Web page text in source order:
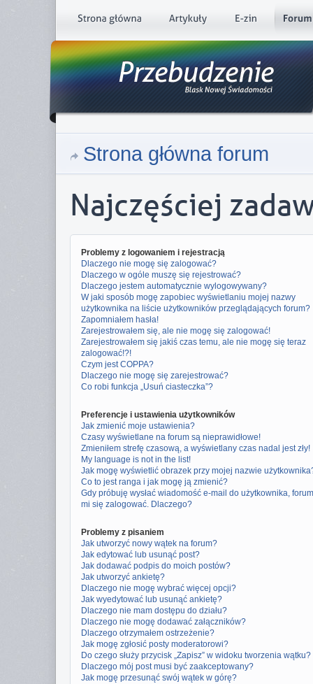
Strona główna forum
Najczęściej
Problemy z logowaniem i rejestracją
Dlaczego nie mogę się zalogować?
Dlaczego w ogóle muszę się rejestrować?
Dlaczego jestem automatycznie wylogowywany?
W jaki sposób mogę zapobiec wyświetlaniu mojej nazwy
użytkownika na liście użytkowników przeglądających forum?
Zapomniałem hasła!
Zarejestrowałem się, ale nie mogę się zalogować!
Zarejestrowałem się jakiś czas temu, ale nie mogę się teraz
zalogować!?!
Czym jest COPPA?
Dlaczego nie mogę się zarejestrować?
Co robi funkcja „Usuń ciasteczka”?
Preferencje i ustawienia użytkowników
Jak zmienić moje ustawienia?
Czasy wyświetlane na forum są nieprawidłowe!
Zmieniłem strefę czasową, a wyświetlany czas nadal jest zły!
My language is not in the list!
Jak mogę wyświetlić obrazek przy mojej nazwie
Co to jest ranga i jak mogę ją zmienić?
Gdy próbuję wysłać wiadomość e-mail do użytkownika,
mi się zalogować. Dlaczego?
Problemy z pisaniem
Jak utworzyć nowy wątek na forum?
Jak edytować lub usunąć post?
Jak dodawać podpis do moich postów?
Jak utworzyć ankietę?
Dlaczego nie mogę wybrać więcej opcji?
Jak wyedytować lub usunąć ankietę?
Dlaczego nie mam dostępu do działu?
Dlaczego nie mogę dodawać załączników?
Dlaczego otrzymałem ostrzeżenie?
Jak mogę zgłosić posty moderatorowi?
Do czego służy przycisk „Zapisz” w widoku tworzenia wątku?
Dlaczego mój post musi być zaakceptowany?
Jak mogę przesunąć swój wątek w górę?